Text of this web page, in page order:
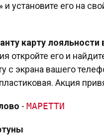
и установите его на
карту лояльности
откройте его и
с экрана вашего
Акция
- МАРЕТТИ